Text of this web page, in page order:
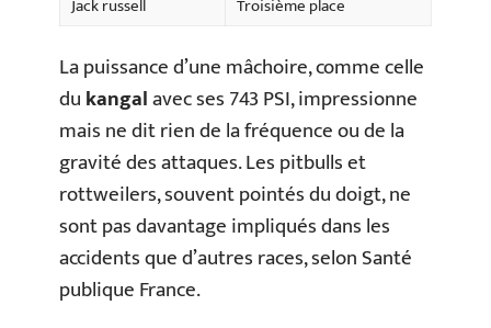
Jack russell
Troisième place
La puissance d’une mâchoire, comme celle
dukangalavec ses 743 PSI, impressionne
mais ne dit rien de la fréquence ou de la
gravité des attaques. Les pitbulls et
rottweilers, souvent pointés du doigt, ne
sont pas davantage impliqués dans les
accidents que d’autres races, selon Santé
publique France.